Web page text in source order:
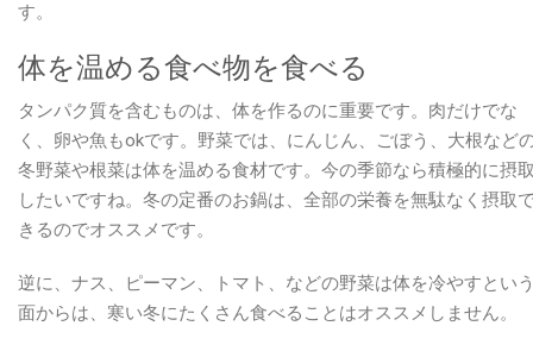
す。
体を温める食べ物を食べる
タンパク質を含むものは、体を作るのに重要です。肉だけでな
く、卵や魚もokです。野菜では、にんじん、ごぼう、大根など
冬野菜や根菜は体を温める食材です。今の季節なら積極的に摂
したいですね。冬の定番のお鍋は、全部の栄養を無駄なく摂取
きるのでオススメです。
逆に、ナス、ピーマン、トマト、などの野菜は体を冷やすとい
面からは、寒い冬にたくさん食べることはオススメしません。